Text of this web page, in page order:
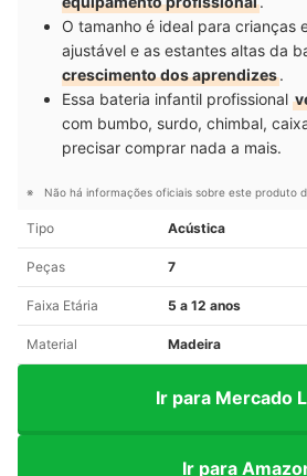
O tamanho é ideal para crianças
ajustável e as estantes altas da
crescimento dos aprendizes.
Essa bateria infantil profissional
com bumbo, surdo, chimbal,
precisar comprar nada a mais.
Não há informações oficiais sobre este produto
Tipo Acústica
Peças 7
Faixa Etária 5 a 12 anos
Material Madeira
Ir para Mercado
Ir para